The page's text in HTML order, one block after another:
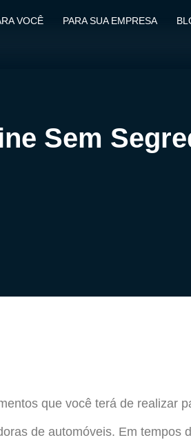
VOCÊ PARA SUA EMPRESA
Sem
que você terá de realizar
de automóveis. Em tempos